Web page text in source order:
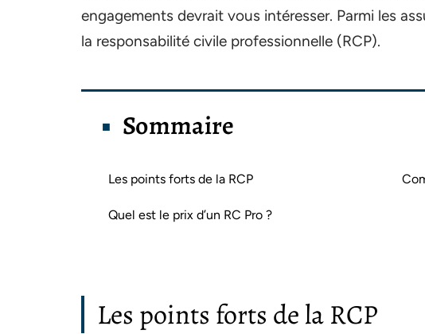
engagements devrait vous intéresser. Parmi les
la responsabilité civile professionnelle (RCP).
Sommaire
Les points forts de la RCP
Quel est le prix d’un RC Pro ?
Les points forts de la RCP